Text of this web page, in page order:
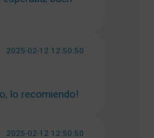
2025-02-12 12:50:50
lo recomiendo!
2025-02-12 12:50:50